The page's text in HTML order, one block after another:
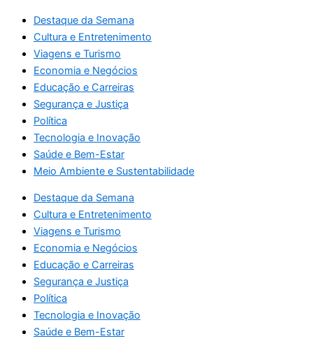
Destaque da Semana
Cultura e Entretenimento
Viagens e Turismo
Economia e Negócios
Educação e Carreiras
Segurança e Justiça
Política
Tecnologia e Inovação
Saúde e Bem-Estar
Meio Ambiente e Sustentabilidade
Destaque da Semana
Cultura e Entretenimento
Viagens e Turismo
Economia e Negócios
Educação e Carreiras
Segurança e Justiça
Política
Tecnologia e Inovação
Saúde e Bem-Estar